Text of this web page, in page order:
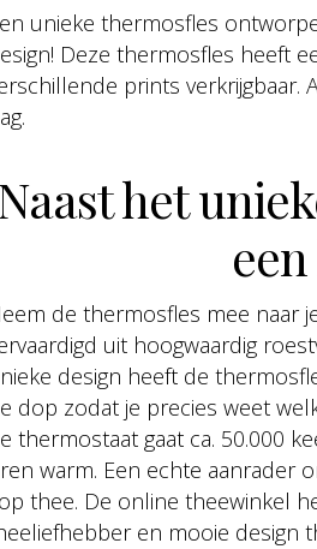
unieke thermosfles
Deze thermosfles heeft
prints verkrijgbaar.
het
de thermosfles mee naar
uit hoogwaardig
design heeft de
dop zodat je precies weet
thermostaat gaat ca. 50.000
warm. Een echte aanrader
thee. De online theewinkel
en mooie design